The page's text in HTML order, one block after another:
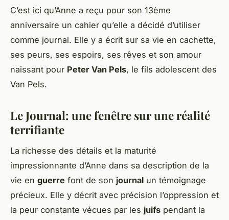
C’est ici qu’Anne a reçu pour son 13ème
anniversaire un cahier qu’elle a décidé d’utiliser
comme journal. Elle y a écrit sur sa vie en cachette,
ses peurs, ses espoirs, ses rêves et son amour
naissant pour Peter Van Pels, le fils adolescent des
Van Pels.
Le Journal: une fenêtre sur une réalité
terrifiante
La richesse des détails et la maturité
impressionnante d’Anne dans sa description de la
vie en guerre font de son journal un témoignage
précieux. Elle y décrit avec précision l’oppression et
la peur constante vécues par les juifs pendant la